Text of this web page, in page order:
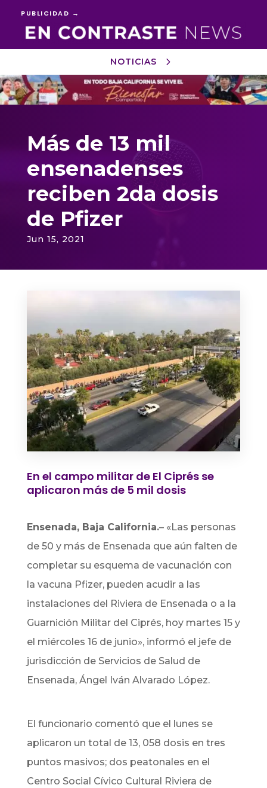
PUBLICIDAD →
NOTICIAS
Reproductor
de
vídeo
Más de 13 mil
ensenadenses
reciben 2da dosis
de Pfizer
Jun 15, 2021
En el campo militar de El Ciprés se
aplicaron más de 5 mil dosis
Ensenada, Baja California.– «Las personas
de 50 y más de Ensenada que aún falten de
completar su esquema de vacunación con
la vacuna Pfizer, pueden acudir a las
instalaciones del Riviera de Ensenada o a la
Guarnición Militar del Ciprés, hoy martes 15 y
el miércoles 16 de junio», informó el jefe de
jurisdicción de Servicios de Salud de
Ensenada, Ángel Iván Alvarado López.
El funcionario comentó que el lunes se
aplicaron un total de 13, 058 dosis en tres
puntos masivos; dos peatonales en el
Centro Social Cívico Cultural Riviera de